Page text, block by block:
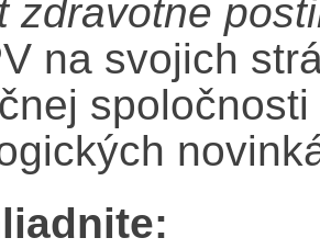
zdravotne
na svojich